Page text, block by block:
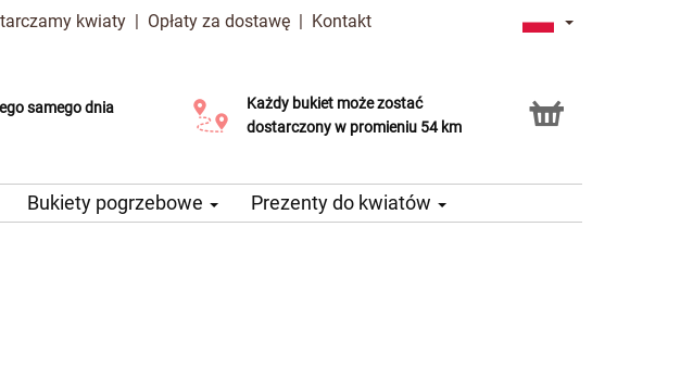
kwiaty | Opłaty za dostawę | Kontakt
samego dnia
już od 99 CZK
dostawy
Każdy bukiet może zostać
dostarczony w promieniu 54 km
Usługa Click & Collect
Bukiety pogrzebowe Prezenty do kwiatów